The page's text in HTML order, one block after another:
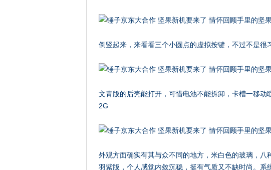
倒竖起来，来看看三个小圆点的虚拟按键，不过不是很
文青版的后壳能打开，可惜电池不能拆卸，卡槽一移动
2G
外观方面确实有其与众不同的地方，米白色的玻璃，
羽紫版，个人感觉内敛沉稳，挺有气质又不缺时尚。系